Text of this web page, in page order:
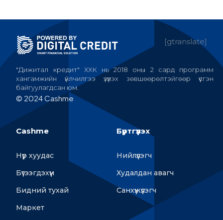
[gtranslate]
"Дижитал кредит" ХХК нь 2018 оны 2 сард программ
хангамжийн үйлчилгээ үзүүлэх зөвшөөрөлтэйгөөр үүсгэн
байгуулагдсан юм.
© 2024 Cashme
Cashme
Нүүр хуудас
Бүтээгдэхүүн
Бидний тухай
Маркет
Бүртгүүлэх
Нийлүүлэгч
Худалдан авагч
Санхүүжүүлэгч